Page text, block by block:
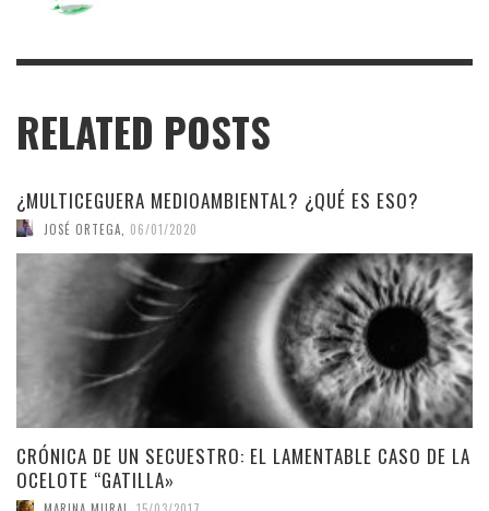
RELATED POSTS
¿MULTICEGUERA MEDIOAMBIENTAL? ¿QUÉ ES ESO?
JOSÉ ORTEGA 06/01/2020
CRÓNICA DE UN SECUESTRO: EL LAMENTABLE CASO DE LA
OCELOTE “GATILLA»